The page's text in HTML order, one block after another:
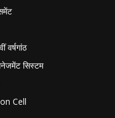
वर्षगांठ
सिस्टम
Cell